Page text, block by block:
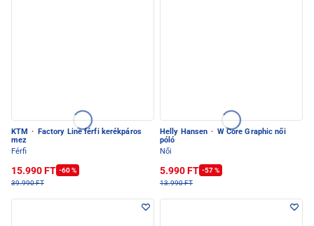
KTM ·
Factory Line férfi kerékpáros
mez
Férfi
15.990 FT -60 %
39.990 FT
Helly Hansen · W Core Graphic női
póló
Női
5.990 FT -57 %
13.990 FT